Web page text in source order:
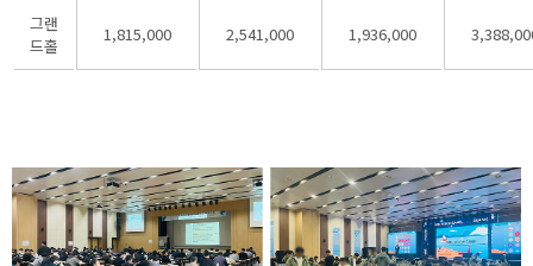
그랜
드홀
1,815,000 2,541,000 1,936,000